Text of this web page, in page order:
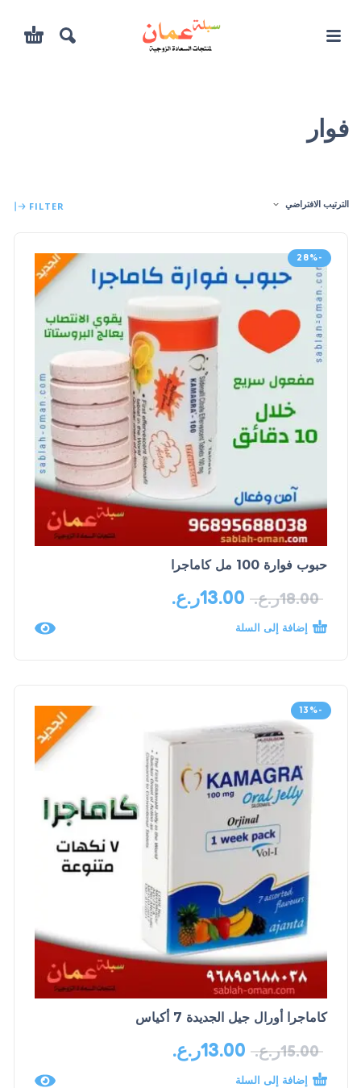
فوار
الترتيب الافتراضي FILTER
-28%
حبوب فوارة 100 مل كاماجرا
18.00ر.ع. 13.00ر.ع.
إضافة إلى السلة
-13%
كاماجرا أورال جيل الجديدة 7 أكياس
15.00ر.ع. 13.00ر.ع.
إضافة إلى السلة